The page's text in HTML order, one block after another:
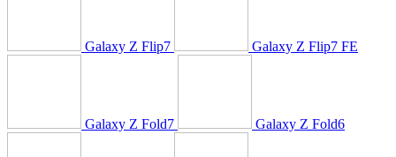
Galaxy Z Flip7 Galaxy Z Flip7 FE
Galaxy Z Fold7 Galaxy Z Fold6